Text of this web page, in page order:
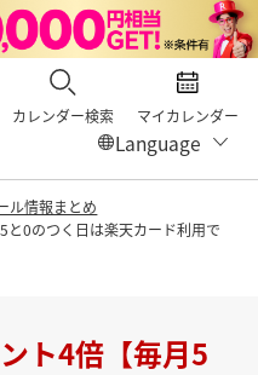
カレンダー検索 マイカレンダー
ル情報まとめ
0のつく日は楽天カード利用で
ト4倍【毎月5